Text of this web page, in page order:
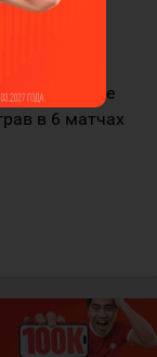
также
в составе
в 6 матчах